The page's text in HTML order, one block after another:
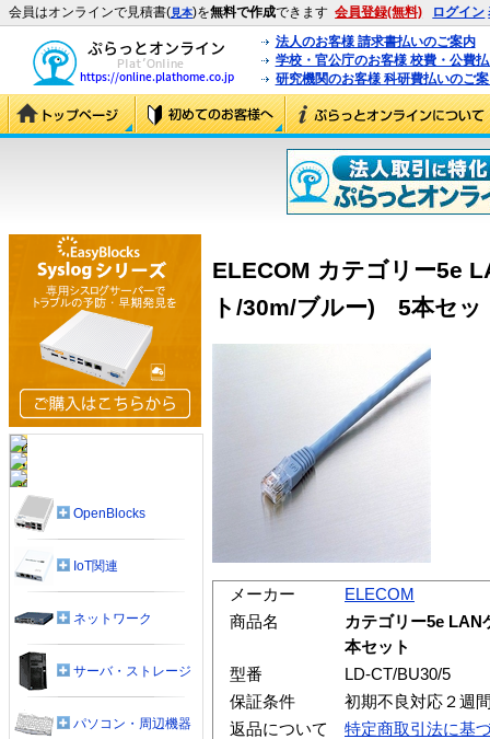
会員はオンラインで見積書(見本)を無料で作成できます 会員登録(無料) ログイン
法人のお客様 請求書払いのご案内
学校・官公庁のお客様 校費・公費
研究機関のお客様 科研費払いのご
ELECOM カテゴリー5e
ト/30m/ブルー) 5本セッ
メーカー
ELECOM
商品名
カテゴリー5e
本セット
型番
LD-CT/BU30/5
保証条件
初期不良対応２週
返品について
特定商取引法に基
OpenBlocks
IoT関連
ネットワーク
サーバ・ストレージ
パソコン・周辺機器